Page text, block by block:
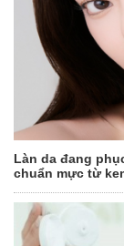
Làn da đang
chuẩn mực từ